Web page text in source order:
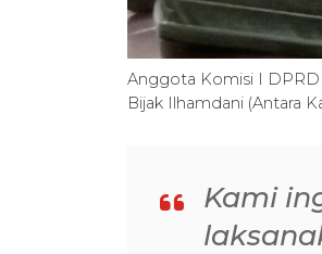
Anggota Komisi I DPRD
Bijak Ilhamdani (Antara
Kami